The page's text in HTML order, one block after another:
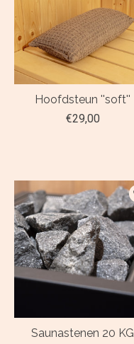
Hoofdsteun ''soft''
€29,00
Saunastenen 20 KG